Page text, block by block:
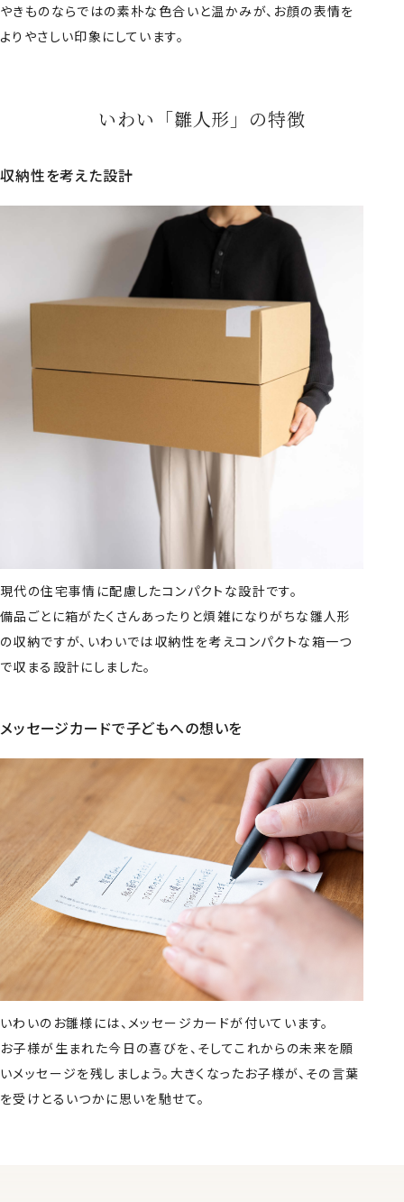
やきものならではの素朴な色合いと温かみが、お顔の表情を
よりやさしい印象にしています。
いわい「雛人形」の特徴
収納性を考えた設計
現代の住宅事情に配慮したコンパクトな設計です。
備品ごとに箱がたくさんあったりと煩雑になりがちな雛人形
の収納ですが、いわいでは収納性を考えコンパクトな箱一つ
で収まる設計にしました。
メッセージカードで子どもへの想いを
いわいのお雛様には、メッセージカードが付いています。
お子様が生まれた今日の喜びを、そしてこれからの未来を願
いメッセージを残しましょう。大きくなったお子様が、その言葉
を受けとるいつかに思いを馳せて。